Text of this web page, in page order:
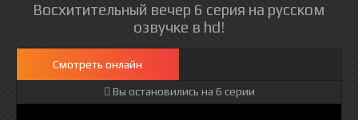
Восхитительный вечер 6 серия на русском
озвучке в hd!
Смотреть онлайн
Вы остановились на 6 серии